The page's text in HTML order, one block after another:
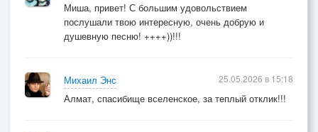
Миша, привет! С большим удовольствием
послушали твою интересную, очень добрую и
душевную песню! ++++))!!!
Михаил Энс
Алмат, спасибище вселенское, за теплый отклик!!!
25.05.2026 в 15:18